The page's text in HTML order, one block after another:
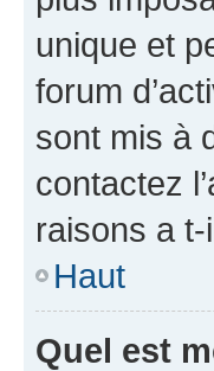
unique et
forum
sont mis à
contactez
raisons a
Haut
Quel est